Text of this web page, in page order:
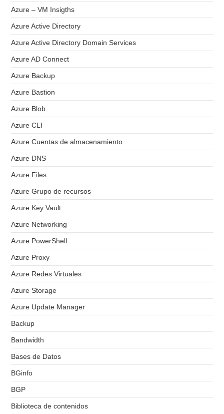
Azure – VM Insigths
Azure Active Directory
Azure Active Directory Domain Services
Azure AD Connect
Azure Backup
Azure Bastion
Azure Blob
Azure CLI
Azure Cuentas de almacenamiento
Azure DNS
Azure Files
Azure Grupo de recursos
Azure Key Vault
Azure Networking
Azure PowerShell
Azure Proxy
Azure Redes Virtuales
Azure Storage
Azure Update Manager
Backup
Bandwidth
Bases de Datos
BGinfo
BGP
Biblioteca de contenidos